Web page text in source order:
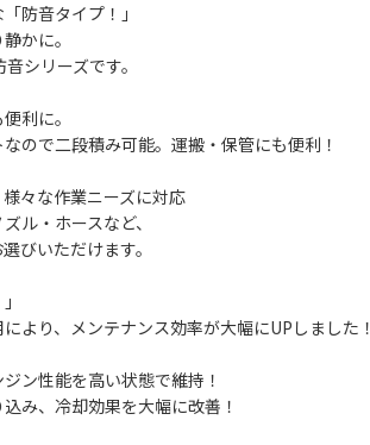
防音タイプ！」
かに。
シリーズです。
利に。
ので二段積み可能。運搬・保管にも便利！
々な作業ニーズに対応
ル・ホースなど、
びいただけます。
より、メンテナンス効率が大幅にUPしました！
ン性能を高い状態で維持！
み、冷却効果を大幅に改善！